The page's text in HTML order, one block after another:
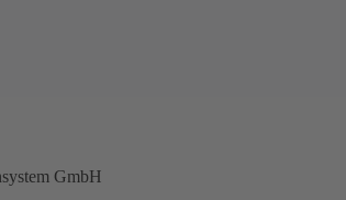
GmbH